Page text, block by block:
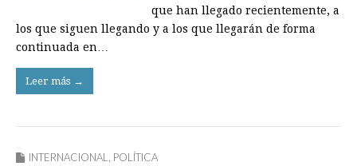
que han llegado recientemente, a
los que siguen llegando y a los que llegarán de forma
continuada en…
Leer más →
INTERNACIONAL, POLÍTICA